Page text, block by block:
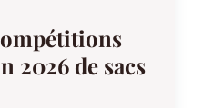
2026 de sacs